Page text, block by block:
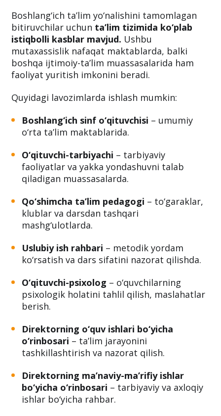
Boshlang‘ich ta’lim yo‘nalishini tamomlagan
bitiruvchilar uchun ta’lim tizimida ko‘plab
istiqbolli kasblar mavjud. Ushbu
mutaxassislik nafaqat maktablarda, balki
boshqa ijtimoiy-ta’lim muassasalarida ham
faoliyat yuritish imkonini beradi.
Quyidagi lavozimlarda ishlash mumkin:
Boshlang‘ich sinf o‘qituvchisi – umumiy
o‘rta ta’lim maktablarida.
O‘qituvchi-tarbiyachi – tarbiyaviy
faoliyatlar va yakka yondashuvni talab
qiladigan muassasalarda.
Qo‘shimcha ta’lim pedagogi – to‘garaklar,
klublar va darsdan tashqari
mashg‘ulotlarda.
Uslubiy ish rahbari – metodik yordam
ko‘rsatish va dars sifatini nazorat qilishda.
O‘qituvchi-psixolog – o‘quvchilarning
psixologik holatini tahlil qilish, maslahatlar
berish.
Direktorning o‘quv ishlari bo‘yicha
o‘rinbosari – ta’lim jarayonini
tashkillashtirish va nazorat qilish.
Direktorning ma’naviy-ma’rifiy ishlar
bo‘yicha o‘rinbosari – tarbiyaviy va axloqiy
ishlar bo‘yicha rahbar.